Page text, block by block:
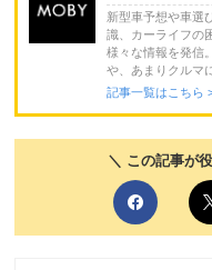
新型車予想や車選
識、カーライフの
様々な情報を発信
や、あまりクルマ
記事一覧はこちら
＼ この記事が